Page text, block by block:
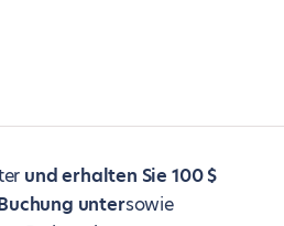
und erhalten Sie 100 $
untersowie